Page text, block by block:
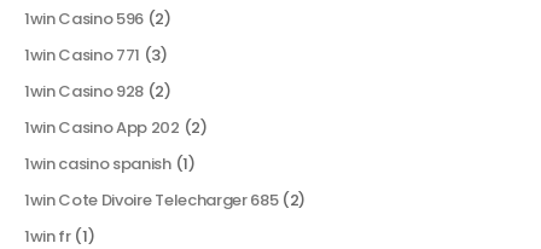
1win Casino 596 (2)
1win Casino 771 (3)
1win Casino 928 (2)
1win Casino App 202 (2)
1win casino spanish(1)
1win Cote Divoire Telecharger 685(2)
1win fr(1)